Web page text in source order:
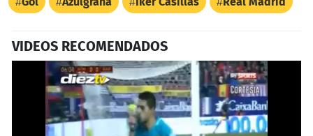
VIDEOS RECOMENDADOS